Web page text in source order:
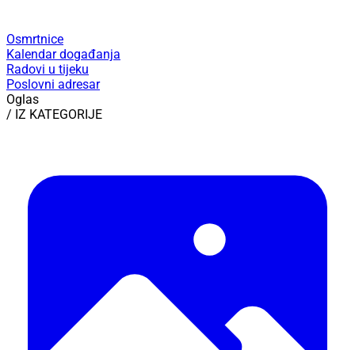
Osmrtnice
Kalendar događanja
Radovi u tijeku
Poslovni adresar
Oglas
/ IZ KATEGORIJE